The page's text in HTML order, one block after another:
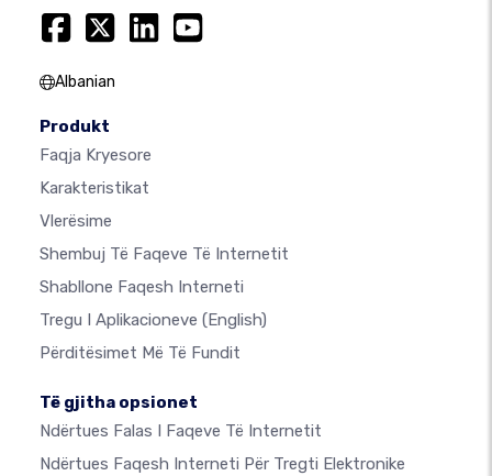
Albanian
Produkt
Faqja Kryesore
Karakteristikat
Vlerësime
Shembuj Të Faqeve Të Internetit
Shabllone Faqesh Interneti
Tregu I Aplikacioneve (English)
Përditësimet Më Të Fundit
Të gjitha opsionet
Ndërtues Falas I Faqeve Të Internetit
Ndërtues Faqesh Interneti Për Tregti Elektronike